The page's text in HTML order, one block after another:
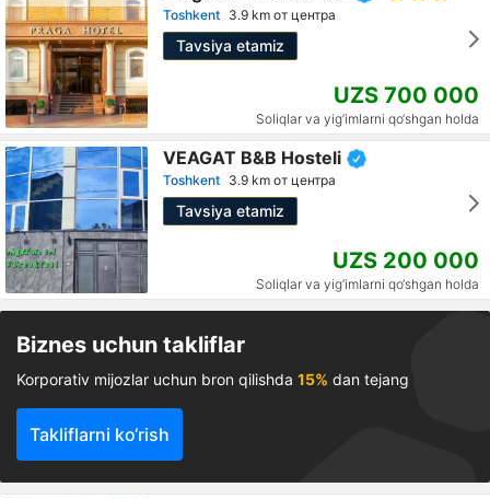
Toshkent 3.9 km от центра
Tavsiya etamiz
UZS 700 000
Soliqlar va yig‘imlarni qo‘shgan holda
VEAGAT B&B Hosteli
Toshkent 3.9 km от центра
Tavsiya etamiz
UZS 200 000
Soliqlar va yig‘imlarni qo‘shgan holda
Biznes uchun takliflar
Korporativ mijozlar uchun bron qilishda 15% dan tejang
Takliflarni ko‘rish